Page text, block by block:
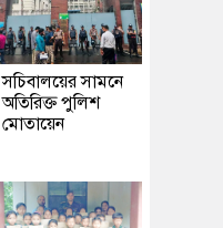
সচিবালয়ের সামনে
অতিরিক্ত পুলিশ
মোতায়েন